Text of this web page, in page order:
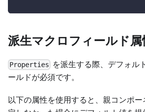
派生マクロフィールド属
Properties
を派生する際、デフォル
ールドが必須です。
以下の属性を使用すると、親コンポ